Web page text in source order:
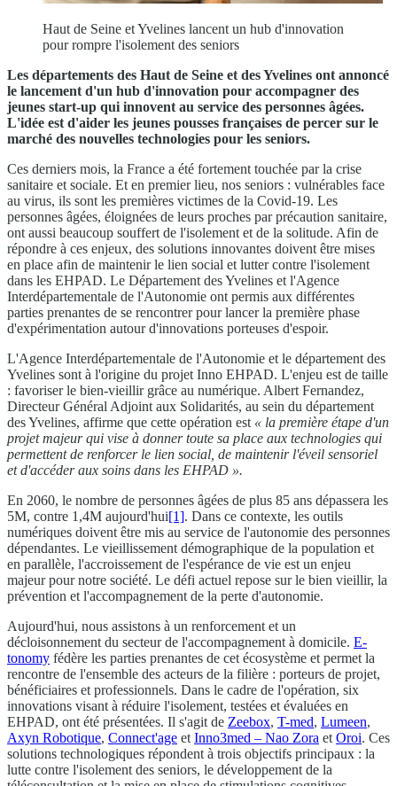
Haut de Seine et Yvelines lancent un hub d'innovation
pour rompre l'isolement des seniors
Les départements des Haut de Seine et des Yvelines ont annoncé
le lancement d'un hub d'innovation pour accompagner des
jeunes start-up qui innovent au service des personnes âgées.
L'idée est d'aider les jeunes pousses françaises de percer sur le
marché des nouvelles technologies pour les seniors.
Ces derniers mois, la France a été fortement touchée par la crise
sanitaire et sociale. Et en premier lieu, nos seniors : vulnérables face
au virus, ils sont les premières victimes de la Covid-19. Les
personnes âgées, éloignées de leurs proches par précaution sanitaire,
ont aussi beaucoup souffert de l'isolement et de la solitude. Afin de
répondre à ces enjeux, des solutions innovantes doivent être mises
en place afin de maintenir le lien social et lutter contre l'isolement
dans les EHPAD. Le Département des Yvelines et l'Agence
Interdépartementale de l'Autonomie ont permis aux différentes
parties prenantes de se rencontrer pour lancer la première phase
d'expérimentation autour d'innovations porteuses d'espoir.
L'Agence Interdépartementale de l'Autonomie et le département des
Yvelines sont à l'origine du projet Inno EHPAD. L'enjeu est de taille
: favoriser le bien-vieillir grâce au numérique. Albert Fernandez,
Directeur Général Adjoint aux Solidarités, au sein du département
des Yvelines, affirme que cette opération est « la première étape d'un
projet majeur qui vise à donner toute sa place aux technologies qui
permettent de renforcer le lien social, de maintenir l'éveil sensoriel
et d'accéder aux soins dans les EHPAD ».
En 2060, le nombre de personnes âgées de plus 85 ans dépassera les
5M, contre 1,4M aujourd'hui[1]. Dans ce contexte, les outils
numériques doivent être mis au service de l'autonomie des personnes
dépendantes. Le vieillissement démographique de la population et
en parallèle, l'accroissement de l'espérance de vie est un enjeu
majeur pour notre société. Le défi actuel repose sur le bien vieillir, la
prévention et l'accompagnement de la perte d'autonomie.
Aujourd'hui, nous assistons à un renforcement et un
décloisonnement du secteur de l'accompagnement à domicile. E-
tonomy fédère les parties prenantes de cet écosystème et permet la
rencontre de l'ensemble des acteurs de la filière : porteurs de projet,
bénéficiaires et professionnels. Dans le cadre de l'opération, six
innovations visant à réduire l'isolement, testées et évaluées en
EHPAD, ont été présentées. Il s'agit de Zeebox, T-med, Lumeen,
Axyn Robotique, Connect'age et Inno3med – Nao Zora et Oroi. Ces
solutions technologiques répondent à trois objectifs principaux : la
lutte contre l'isolement des seniors, le développement de la